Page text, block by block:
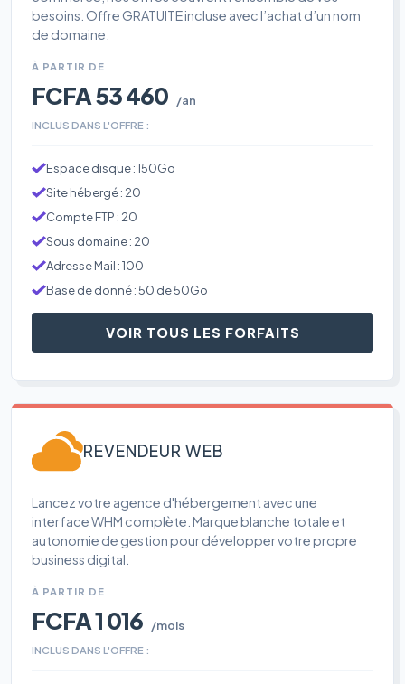
besoins. Offre GRATUITE incluse avec l’achat d’un nom
de domaine.
À PARTIR DE
FCFA 53 460 /an
INCLUS DANS L'OFFRE :
Espace disque : 150Go
Site hébergé : 20
Compte FTP : 20
Sous domaine : 20
Adresse Mail : 100
Base de donné : 50 de 50Go
VOIR TOUS LES FORFAITS
REVENDEUR WEB
Lancez votre agence d'hébergement avec une
interface WHM complète. Marque blanche totale et
autonomie de gestion pour développer votre propre
business digital.
À PARTIR DE
FCFA 1 016 /mois
INCLUS DANS L'OFFRE :